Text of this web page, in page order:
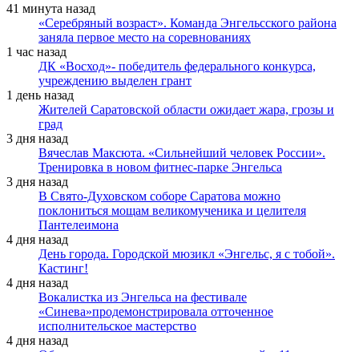
41 минута назад
«Серебряный возраст». Команда Энгельсского района
заняла первое место на соревнованиях
1 час назад
ДК «Восход»- победитель федерального конкурса,
учреждению выделен грант
1 день назад
Жителей Саратовской области ожидает жара, грозы и
град
3 дня назад
Вячеслав Максюта. «Сильнейший человек России».
Тренировка в новом фитнес-парке Энгельса
3 дня назад
В Свято-Духовском соборе Саратова можно
поклониться мощам великомученика и целителя
Пантелеимона
4 дня назад
День города. Городской мюзикл «Энгельс, я с тобой».
Кастинг!
4 дня назад
Вокалистка из Энгельса на фестивале
«Синева»продемонстрировала отточенное
исполнительское мастерство
4 дня назад